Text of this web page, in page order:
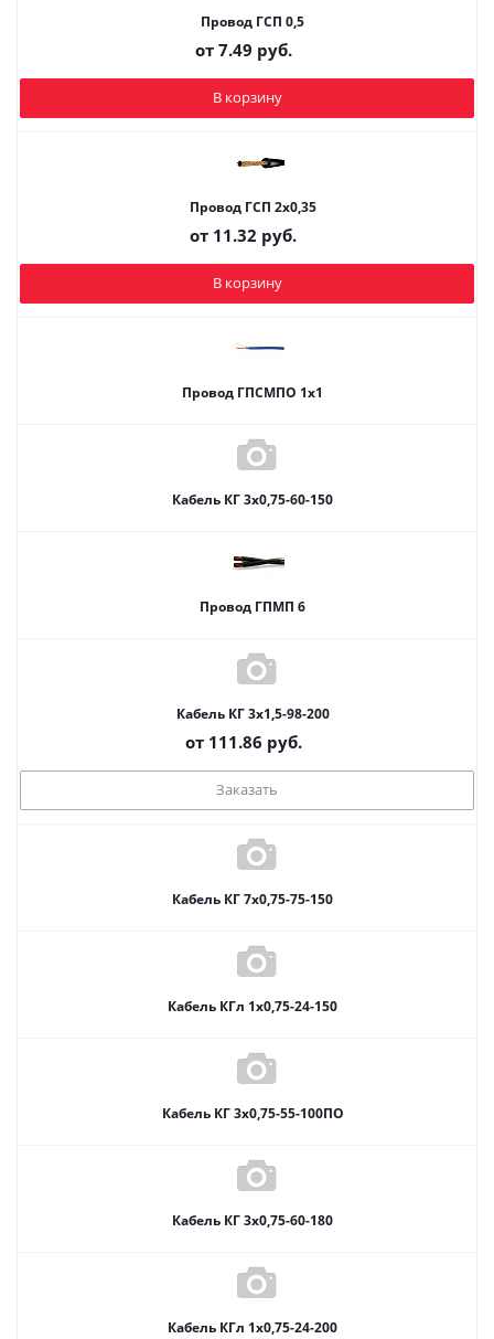
Провод ГСП 0,5
от 7.49 руб.
В корзину
Провод ГСП 2x0,35
от 11.32 руб.
В корзину
Провод ГПСМПО 1х1
Кабель КГ 3х0,75-60-150
Провод ГПМП 6
Кабель КГ 3х1,5-98-200
от 111.86 руб.
Заказать
Кабель КГ 7х0,75-75-150
Кабель КГл 1х0,75-24-150
Кабель КГ 3х0,75-55-100ПО
Кабель КГ 3х0,75-60-180
Кабель КГл 1х0,75-24-200